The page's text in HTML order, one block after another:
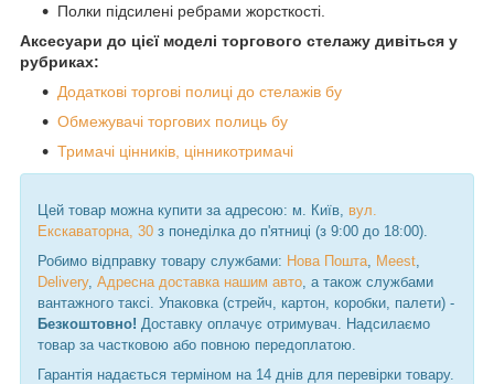
Полки підсилені ребрами жорсткості.
Аксесуари до цієї моделі торгового стелажу дивіться у
рубриках:
Додаткові торгові полиці до стелажів бу
Обмежувачі торгових полиць бу
Тримачі цінників, цінникотримачі
Цей товар можна купити за адресою: м. Київ, вул.
Екскаваторна, 30 з понеділка до п'ятниці (з 9:00 до 18:00).
Робимо відправку товару службами: Нова Пошта Meest
Delivery, Адресна доставка нашим авто , а також службами
вантажного таксі. Упаковка (стрейч, картон, коробки, палети) -
Безкоштовно! Доставку оплачує отримувач. Надсилаємо
товар за частковою або повною передоплатою.
Гарантія надається терміном на 14 днів для перевірки товару.